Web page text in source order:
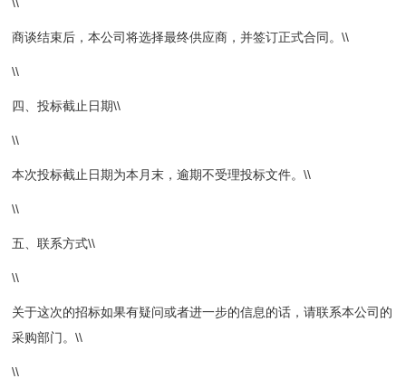
商谈结束后，本公司将选择最终供应商，并签订正式合同。\\
\\
四、投标截止日期\\
\\
本次投标截止日期为本月末，逾期不受理投标文件。\\
\\
五、联系方式\\
\\
关于这次的招标如果有疑问或者进一步的信息的话，请联系本公司的
采购部门。\\
\\